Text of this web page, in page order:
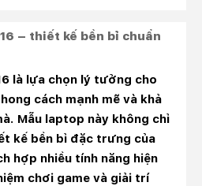
– thiết kế bền bỉ chuẩn
là lựa chọn lý tưởng cho
cách mạnh mẽ và khả
Mẫu laptop này không chỉ
kế bền bỉ đặc trưng của
hợp nhiều tính năng hiện
chơi game và giải trí